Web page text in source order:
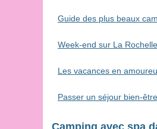
Guide des plus beaux
Week-end sur La Rochelle
Les vacances en
Passer un séjour bien-
Camping avec spa